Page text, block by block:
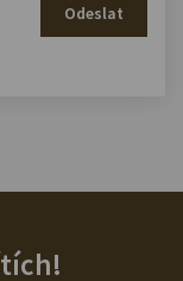
Odeslat